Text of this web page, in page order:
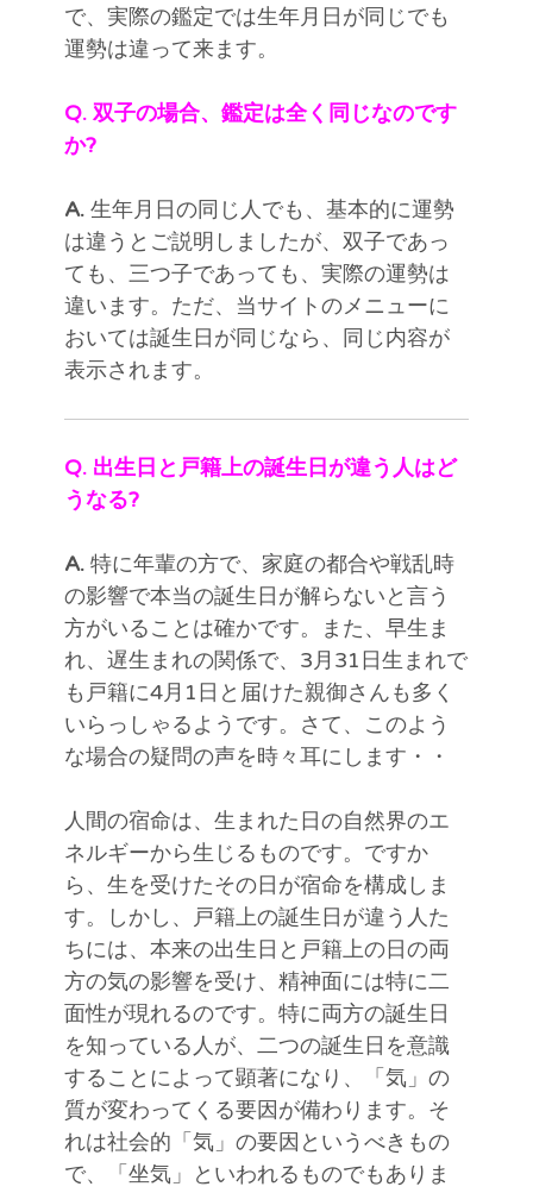
で、実際の鑑定では生年月日が同じでも
運勢は違って来ます。
Q. 双子の場合、鑑定は全く同じなのです
か?
A. 生年月日の同じ人でも、基本的に運勢
は違うとご説明しましたが、双子であっ
ても、三つ子であっても、実際の運勢は
違います。ただ、当サイトのメニューに
おいては誕生日が同じなら、同じ内容が
表示されます。
Q. 出生日と戸籍上の誕生日が違う人はど
うなる?
A. 特に年輩の方で、家庭の都合や戦乱時
の影響で本当の誕生日が解らないと言う
方がいることは確かです。また、早生ま
れ、遅生まれの関係で、3月31日生まれで
も戸籍に4月1日と届けた親御さんも多く
いらっしゃるようです。さて、このよう
な場合の疑問の声を時々耳にします・・
人間の宿命は、生まれた日の自然界のエ
ネルギーから生じるものです。ですか
ら、生を受けたその日が宿命を構成しま
す。しかし、戸籍上の誕生日が違う人た
ちには、本来の出生日と戸籍上の日の両
方の気の影響を受け、精神面には特に二
面性が現れるのです。特に両方の誕生日
を知っている人が、二つの誕生日を意識
することによって顕著になり、「気」の
質が変わってくる要因が備わります。そ
れは社会的「気」の要因というべきもの
で、「坐気」といわれるものでもありま